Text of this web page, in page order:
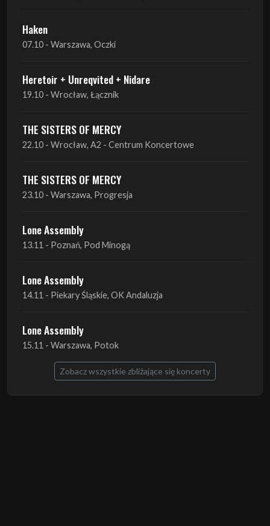
Haken
07.10 - Warszawa, Oczki
Heretoir + Unreqvited + Nidare
19.10 - Wrocław, Łącznik
THE SISTERS OF MERCY
22.10 - Wrocław, A2 - Centrum Koncertowe
THE SISTERS OF MERCY
23.10 - Warszawa, Progresja
Lone Assembly
13.11 - Poznań, Pod Minogą
Lone Assembly
14.11 - Piekary Śląskie, OK Andaluzja
Lone Assembly
15.11 - Warszawa, Potok
Zobacz wszystkie zbliżające się koncerty